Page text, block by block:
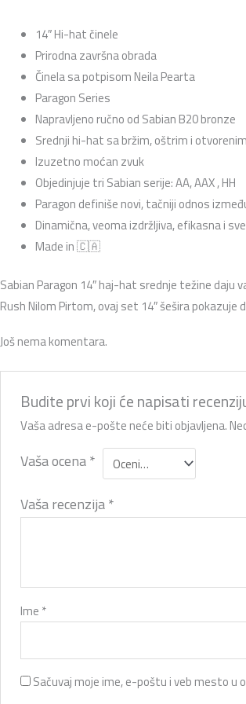
14″ Hi-hat činele
Prirodna završna obrada
Činela sa potpisom Neila Pearta
Paragon Series
Napravljeno ručno od Sabian B20 bronze
Srednji hi-hat sa bržim, oštrim i
Izuzetno moćan zvuk
Objedinjuje tri Sabian serije: AA, AAX , HH
Paragon definiše novi, tačniji odnos
Dinamična, veoma izdržljiva, efikasna i
Made in 🇨🇦
Sabian Paragon 14″ haj-hat srednje težine daju
Rush Nilom Pirtom, ovaj set 14″ šešira
Još nema komentara.
Budite prvi koji će napisati
Vaša adresa e-pošte neće biti objavljena.
Vaša ocena*
Vaša recenzija*
Ime *
Sačuvaj moje ime, e-poštu i veb mesto u